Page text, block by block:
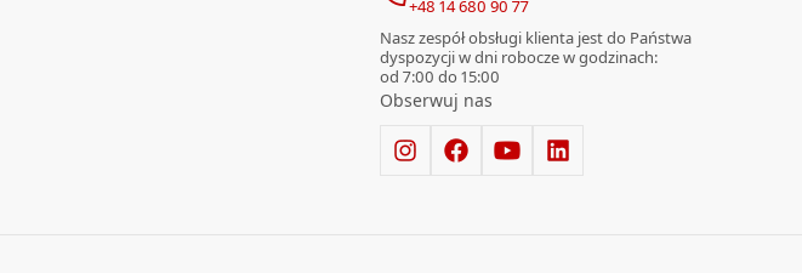
+48 14 680 90 77
Nasz zespół obsługi klienta jest do Państwa
dyspozycji w dni robocze w godzinach:
od 7:00 do 15:00
Obserwuj nas